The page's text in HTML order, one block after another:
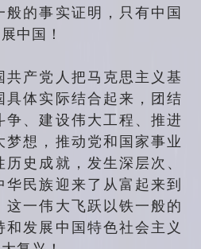
的事实证明，只有中国
中国！
产党人把马克思主义基
具体实际结合起来，团结
争、建设伟大工程、推进
梦想，推动党和国家事业
史成就，发生深层次、
民族迎来了从富起来到
这一伟大飞跃以铁一般的
发展中国特色社会主义